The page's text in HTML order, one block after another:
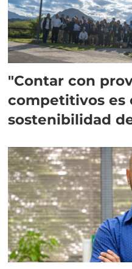
"Contar con
competitivos es
sostenibilidad